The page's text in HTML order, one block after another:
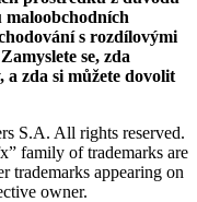
s rozdílovými
se, zda
zda si můžete dovolit
S.A. All rights reserved.
family of trademarks are
appearing on
owner.